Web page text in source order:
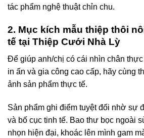
tác phẩm nghệ thuật chỉn chu.
2. Mục kích mẫu thiệp thôi
tế tại Thiệp Cưới Nhà Lỳ
Để giúp anh/chị có cái nhìn chân
in ấn và gia công cao cấp, hãy cùng
ảnh sản phẩm thực tế.
Sản phẩm ghi điểm tuyệt đối nhờ sự
và bố cục tinh tế. Bao thư bọc ngoài
nhọn hiện đại, khoác lên mình gam